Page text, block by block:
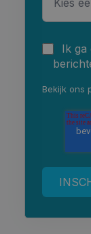
Ik ga
Bekijk ons